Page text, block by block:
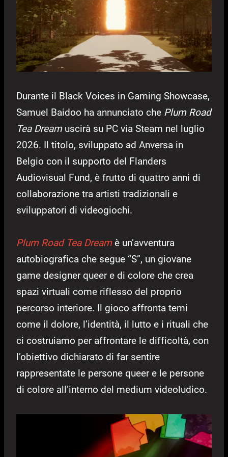
Durante il Black Voices in Gaming Showcase,
Samuel Baidoo ha annunciato che Plum Road
Tea Dreamuscirà su PC via Steam nel luglio
2026. Il titolo, sviluppato ad Anversa in
Belgio con il supporto del Flanders
Audiovisual Fund, è frutto di quattro anni di
collaborazione tra artisti tradizionali e
sviluppatori di videogiochi.
Plum Road Tea Dreamè un’avventura
autobiografica che segue “S”, un giovane
game designer queer e di colore che crea
spazi virtuali come riflesso del proprio
percorso interiore. Il gioco affronta temi
come il dolore, l’identità, il lutto e i rituali che
ci costruiamo per affrontare le difficoltà, con
l’obiettivo dichiarato di far sentire
rappresentate le persone queer e le persone
di colore all’interno del medium videoludico.